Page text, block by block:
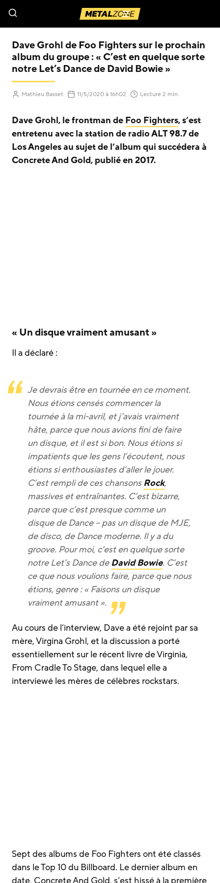
Menu
Dave Grohl de Foo Fighters sur le prochain
album du groupe : « C’est en quelque sorte
notre Let’s Dance de David Bowie »
Mathieu Basset 11/5/2020(Mis à jour le )
à 16h02 Lecture 2 min.
Dave Grohl, le frontman de Foo Fighters, s’est
entretenu avec la station de radio ALT 98.7 de
Los Angeles au sujet de l’album qui succédera à
Concrete And Gold, publié en 2017.
« Un disque vraiment amusant »
Il a déclaré :
Je devrais être en tournée en ce moment.
Nous étions censés commencer la
tournée à la mi-avril, et j’avais vraiment
hâte, parce que nous avions fini de faire
un disque, et il est si bon. Nous étions si
impatients que les gens l’écoutent, nous
étions si enthousiastes d’aller le jouer.
C’est rempli de ces chansonsRock,
massives et entraînantes. C’est bizarre,
parce que c’est presque comme un
disque de Dance – pas un disque de MJE,
de disco, de Dance moderne. Il y a du
groove. Pour moi, c’est en quelque sorte
notre Let’s Dance deDavid Bowie. C’est
ce que nous voulions faire, parce que nous
étions, genre : « Faisons un disque
vraiment amusant ».
Au cours de l’interview, Dave a été rejoint par sa
mère, Virgina Grohl, et la discussion a porté
essentiellement sur le récent livre de Virginia,
From Cradle To Stage, dans lequel elle a
interviewé les mères de célèbres rockstars.
Sept des albums de Foo Fighters ont été classés
dans le Top 10 du Billboard. Le dernier album en
date, Concrete And Gold, s’est hissé à la première